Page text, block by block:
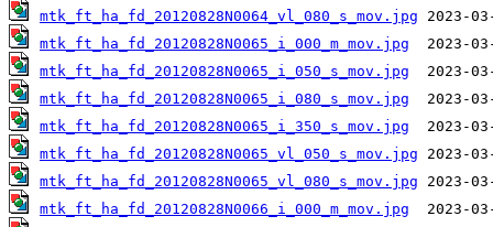
mtk_ft_ha_fd_20120828N0064_vl_080_s_mov.jpg
mtk_ft_ha_fd_20120828N0065_i_000_m_mov.jpg
mtk_ft_ha_fd_20120828N0065_i_050_s_mov.jpg
mtk_ft_ha_fd_20120828N0065_i_080_s_mov.jpg
mtk_ft_ha_fd_20120828N0065_i_350_s_mov.jpg
mtk_ft_ha_fd_20120828N0065_vl_050_s_mov.jpg
mtk_ft_ha_fd_20120828N0065_vl_080_s_mov.jpg
mtk_ft_ha_fd_20120828N0066_i_000_m_mov.jpg